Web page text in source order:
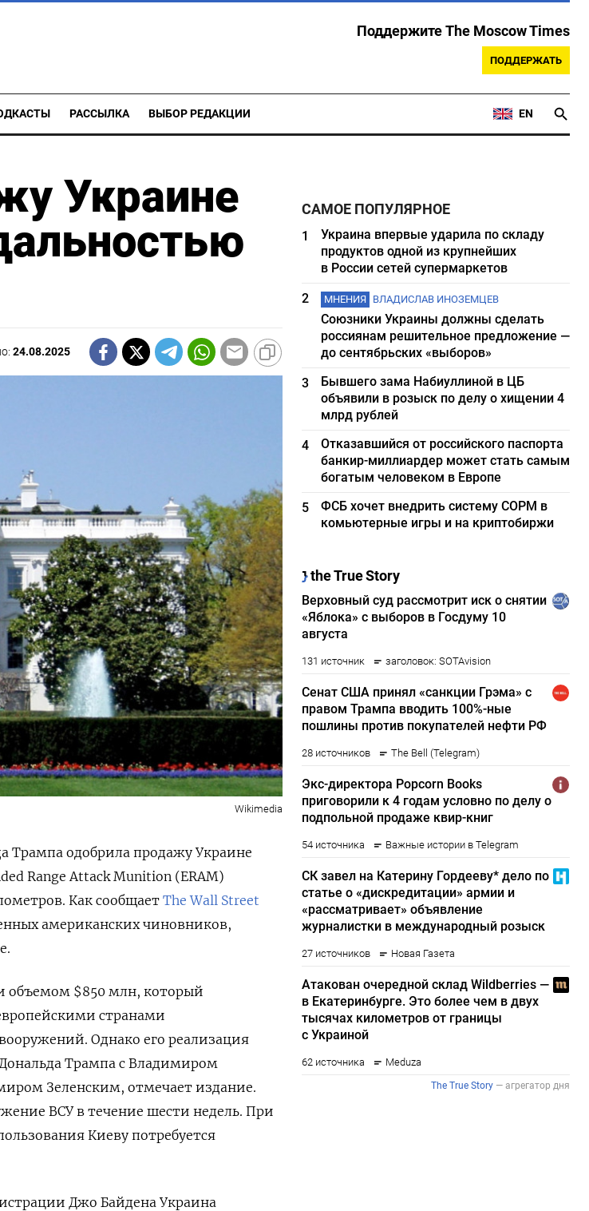
Поддержите The Moscow Times
ПОДДЕРЖАТЬ
РАССЫЛКА ВЫБОР РЕДАКЦИИ EN
Украине
24.08.2025
Wikimedia
Трампа одобрила продажу Украине
Range Attack Munition (ERAM)
Как сообщает The Wall Street
американских чиновников,
объемом $850 млн, который
странами
Однако его реализация
Трампа с Владимиром
Зеленским, отмечает издание.
ВСУ в течение шести недель. При
Киеву потребуется
Джо Байдена Украина
САМОЕ ПОПУЛЯРНОЕ
1
Украина впервые ударила по складу
продуктов одной из крупнейших
в России сетей супермаркетов
2
МНЕНИЯ ВЛАДИСЛАВ ИНОЗЕМЦЕВ
Союзники Украины должны сделать
россиянам решительное предложение —
до сентябрьских «выборов»
3
Бывшего зама Набиуллиной в ЦБ
объявили в розыск по делу о хищении 4
млрд рублей
4
Отказавшийся от российского паспорта
банкир-миллиардер может стать самым
богатым человеком в Европе
5
ФСБ хочет внедрить систему СОРМ в
комьютерные игры и на криптобиржи